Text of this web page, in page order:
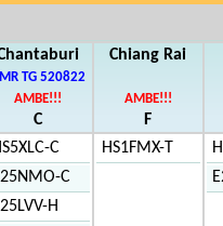
TG 520822
AMBE!!!
C
Chiang Rai
AMBE!!!
F
C
C
H
HS1FMX-T